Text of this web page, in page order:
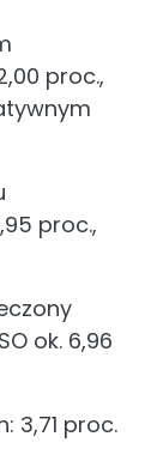
proc.,
proc.,
ok. 6,96
3,71 proc.